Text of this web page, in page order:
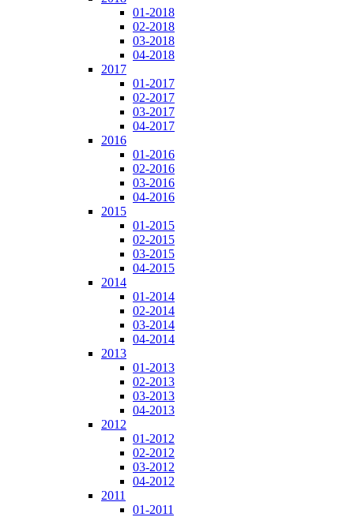
01-2018
02-2018
03-2018
04-2018
2017
01-2017
02-2017
03-2017
04-2017
2016
01-2016
02-2016
03-2016
04-2016
2015
01-2015
02-2015
03-2015
04-2015
2014
01-2014
02-2014
03-2014
04-2014
2013
01-2013
02-2013
03-2013
04-2013
2012
01-2012
02-2012
03-2012
04-2012
2011
01-2011